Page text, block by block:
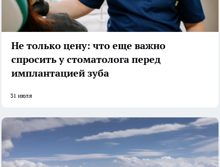
Не только цену: что еще важно
спросить у стоматолога перед
имплантацией зуба
31 июля